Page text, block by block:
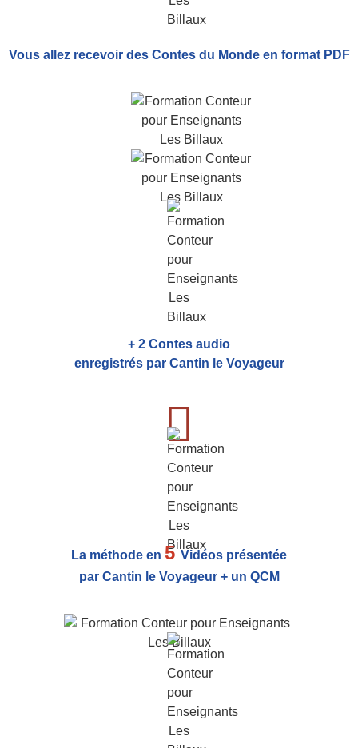
Vous allez recevoir des Contes du Monde en format PDF
+ 2 Contes audio
enregistrés par Cantin le Voyageur
La méthode en 5Vidéos présentée
par Cantin le Voyageur + un QCM